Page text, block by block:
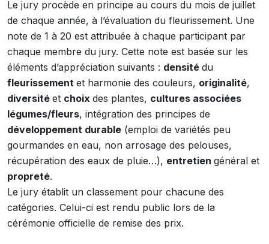
Le jury procède en principe au cours du mois de juillet
de chaque année, à l’évaluation du fleurissement. Une
note de 1 à 20 est attribuée à chaque participant par
chaque membre du jury. Cette note est basée sur les
éléments d’appréciation suivants : densité du
fleurissement et harmonie des couleurs, originalité,
diversité et choix des plantes, cultures associées
légumes/fleurs, intégration des principes de
développement durable (emploi de variétés peu
gourmandes en eau, non arrosage des pelouses,
récupération des eaux de pluie…), entretien général et
propreté.
Le jury établit un classement pour chacune des
catégories. Celui-ci est rendu public lors de la
cérémonie officielle de remise des prix.